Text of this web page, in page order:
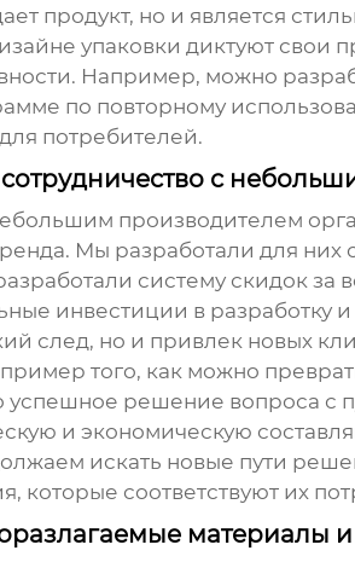
продукт, но и является
упаковки диктуют свои
Например, можно
по повторному
потребителей.
с
производителем
Мы разработали для
систему скидок
инвестиции в разработку
след, но и привлек новых
того, как можно
успешное решение вопроса с
и экономическую
искать новые пути
которые соответствуют их
материалы